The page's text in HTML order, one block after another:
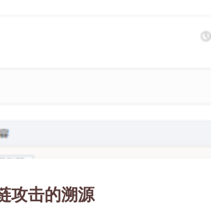
攻击的溯源